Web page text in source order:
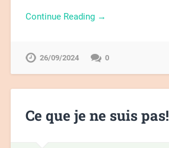
Continue Reading →
26/09/2024 0
Ce que je ne suis pas!